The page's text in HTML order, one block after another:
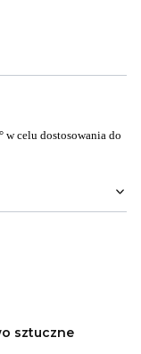
w celu dostosowania do
sztuczne